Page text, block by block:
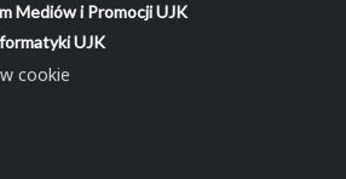
Mediów i Promocji UJK
UJK
cookie